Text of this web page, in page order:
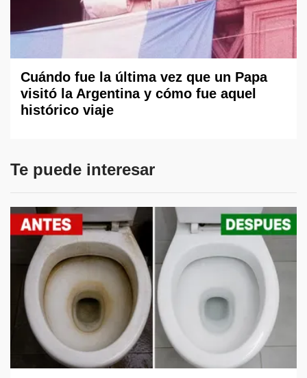
Cuándo fue la última vez que un Papa
visitó la Argentina y cómo fue aquel
histórico viaje
Te puede interesar